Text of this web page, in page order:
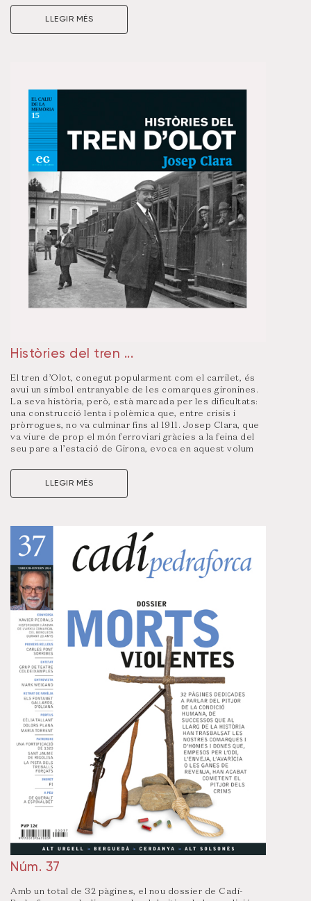
franquisme i la repressió.
durant dècades. La publicació parla de llibertats
retallades des de diverses perspectives –l’església,
l’escola i l’exèrcit–, que van provocar, de retruc, que la
llengua i la simbologia catalanes fossin reprimides. Hi
han participat una trentena de col·laboradors.
Visualitza un resum d’aquest número clicantaquí
LLEGIR MÉS
Històries del tren ...
El tren d’Olot, conegut popularment com el carrilet, és
avui un símbol entranyable de les comarques gironines.
La seva història, però, està marcada per les dificultats:
una construcció lenta i polèmica que, entre crisis i
pròrrogues, no va culminar fins al 1911. Josep Clara, que
va viure de prop el món ferroviari gràcies a la feina del
seu pare a l’estació de Girona, evoca en aquest volum
episodis, personatges, tragèdies, anècdotes i vivències
d’usuaris i professionals de les vies fèrries.
observacions i experiències, viatgen pel temps i l’espai.
Més que per la part tècnica, l’autor s’interessa per
resseguir aspectes socials, incidències sonades,
aspectes populars i quotidians d’un tren que ara és de
llegenda.
LLEGIR MÉS
Núm. 37
Amb un total de 32 pàgines, el nou dossier de Cadí-